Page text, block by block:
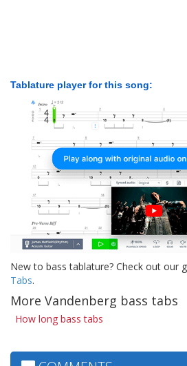
Tablature player for this song:
New to bass tablature? Check out our
Tabs.
More Vandenberg bass tabs
How long bass tabs